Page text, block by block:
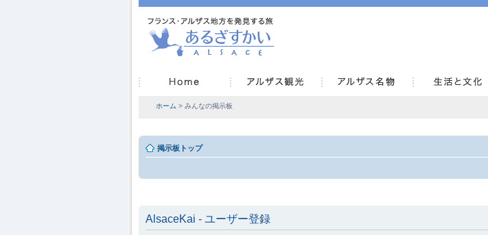
ホーム > みんなの掲示板
掲示板トップ
AlsaceKai - ユーザー登録